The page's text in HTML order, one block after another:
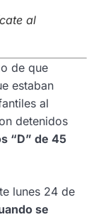
al
de que
estaban
al
detenidos
“D” de 45
lunes 24 de
se